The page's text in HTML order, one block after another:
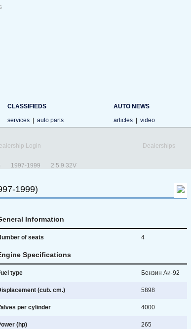
CLASSIFIEDS
services
auto parts
AUTO NEWS
articles
video
Login Dealerships
1997-1999 2 5.9 32V
1999)
Information
of seats 4
Specifications
type Бензин Аи-92
(cub. cm.) 5898
per cylinder 4000
(hp) 265